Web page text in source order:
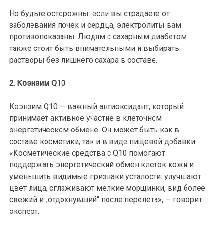
Но будьте осторожны: если вы страдаете от
заболевания почек и сердца, электролиты вам
противопоказаны. Людям с сахарным диабетом
также стоит быть внимательными и выбирать
растворы без лишнего сахара в составе.
2. Коэнзим Q10
Коэнзим Q10 — важный антиоксидант, который
принимает активное участие в клеточном
энергетическом обмене. Он может быть как в
составе косметики, так и в виде пищевой добавки.
«Косметические средства с Q10 помогают
поддержать энергетический обмен клеток кожи и
уменьшить видимые признаки усталости: улучшают
цвет лица, сглаживают мелкие морщинки, вид более
свежий и „отдохнувший“ после перелета», — говорит
эксперт.